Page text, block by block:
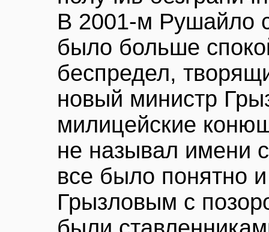
В 2001-м Рушайло
было больше
беспредел,
новый министр
милицейские
не называл имени
все было понятно
Грызловым с